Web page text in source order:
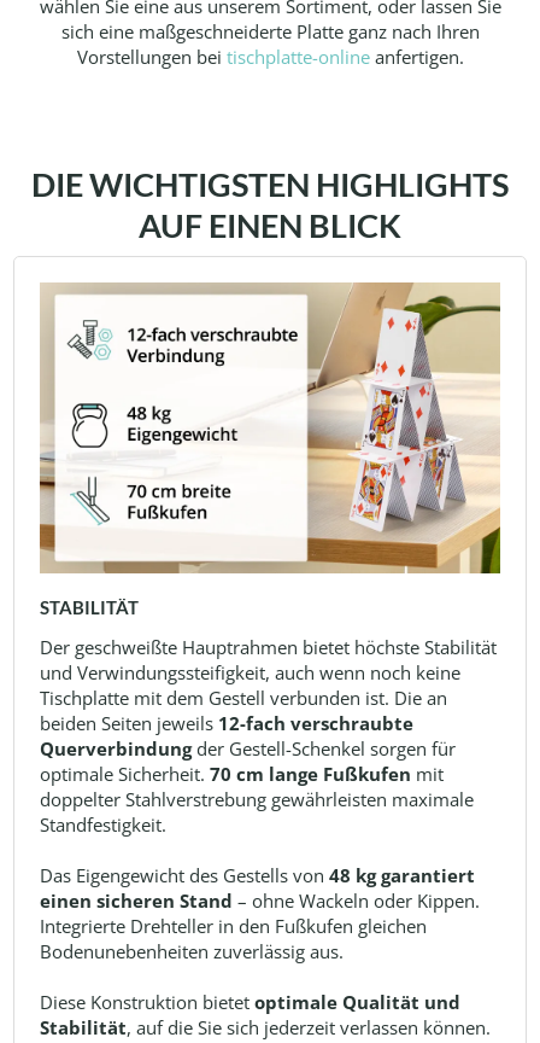
wählen Sie eine aus unserem Sortiment, oder lassen Sie
sich eine maßgeschneiderte Platte ganz nach Ihren
Vorstellungen bei tischplatte-onlineanfertigen.
DIE WICHTIGSTEN HIGHLIGHTS
AUF EINEN BLICK
STABILITÄT
Der geschweißte Hauptrahmen bietet höchste Stabilität
und Verwindungssteifigkeit, auch wenn noch keine
Tischplatte mit dem Gestell verbunden ist. Die an
beiden Seiten jeweils 12-fach verschraubte
Querverbindungder Gestell-Schenkel sorgen für
optimale Sicherheit.70 cm lange Fußkufen mit
doppelter Stahlverstrebung gewährleisten maximale
Standfestigkeit.
Das Eigengewicht des Gestells von48 kg garantiert
einen sicheren Stand – ohne Wackeln oder Kippen.
Integrierte Drehteller in den Fußkufen gleichen
Bodenunebenheiten zuverlässig aus.
Diese Konstruktion bietetoptimale Qualität und
Stabilität, auf die Sie sich jederzeit verlassen können.